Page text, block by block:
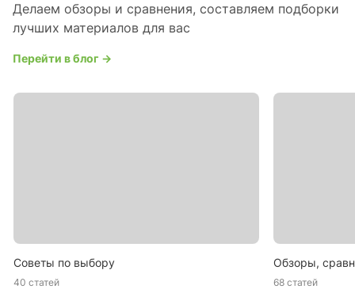
Делаем обзоры и сравнения, составляем подборки
лучших материалов для вас
Перейти в блог →
Советы по выбору
40 статей
Обзоры,
68 статей